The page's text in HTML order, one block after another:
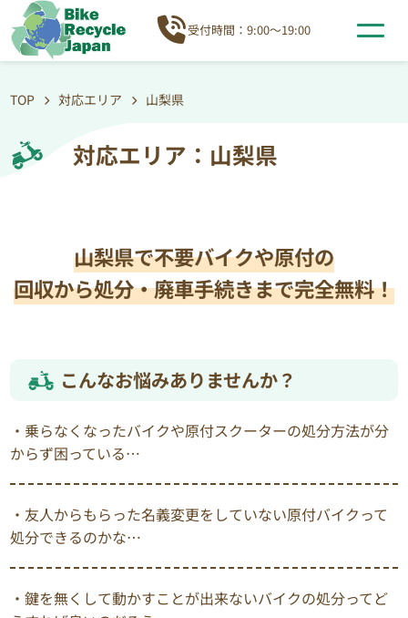
受付時間：9:00～19:00
TOP 対応エリア 山梨県
対応エリア：山梨県
山梨県で不要バイクや原付の
回収から処分・廃車手続きまで完全無料！
こんなお悩みありませんか？
・乗らなくなったバイクや原付スクーターの処分方法が分
からず困っている…
・友人からもらった名義変更をしていない原付バイクって
処分できるのかな…
・鍵を無くして動かすことが出来ないバイクの処分ってど